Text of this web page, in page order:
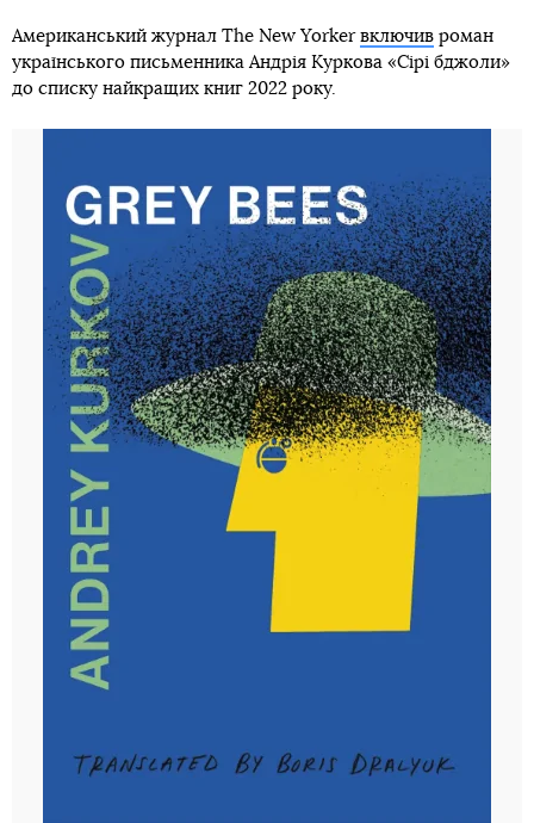
Американський журнал The New Yorker включив роман
українського письменника Андрія Куркова «Сірі бджоли»
до списку найкращих книг 2022 року.